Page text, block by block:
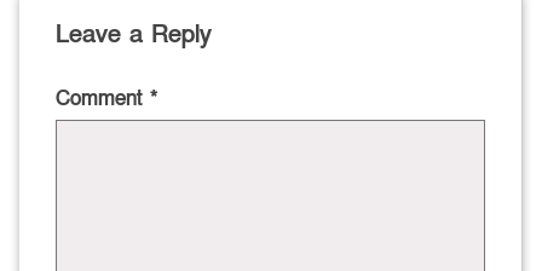
Leave a Reply
Comment *